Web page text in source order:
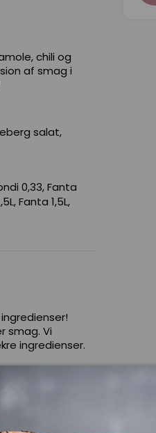
chili og
af smag i
salat,
0,33, Fanta
Fanta 1,5L,
smag. Vi
ingredienser.